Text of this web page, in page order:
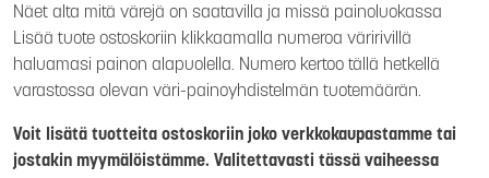
Näet alta mitä värejä on saatavilla ja missä painoluokassa
Lisää tuote ostoskoriin klikkaamalla numeroa väririvillä
haluamasi painon alapuolella. Numero kertoo tällä hetkellä
varastossa olevan väri-painoyhdistelmän tuotemäärän.
Voit lisätä tuotteita ostoskoriin joko verkkokaupastamme tai
jostakin myymälöistämme. Valitettavasti tässä vaiheessa